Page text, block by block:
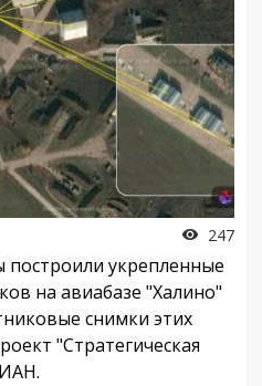
247
построили укрепленные
на авиабазе "Халино"
снимки этих
"Стратегическая